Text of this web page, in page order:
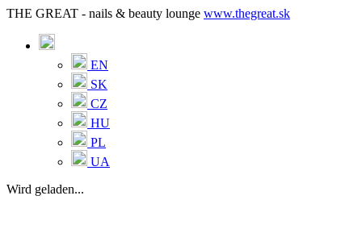
THE GREAT - nails & beauty lounge www.thegreat.sk
EN
SK
CZ
HU
PL
UA
Wird geladen...